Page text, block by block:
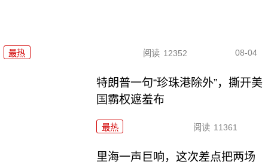
最热 阅读 12352 08-04
特朗普一句“珍珠港除外”，撕开美
国霸权遮羞布
最热 阅读 11361
里海一声巨响，这次差点把两场